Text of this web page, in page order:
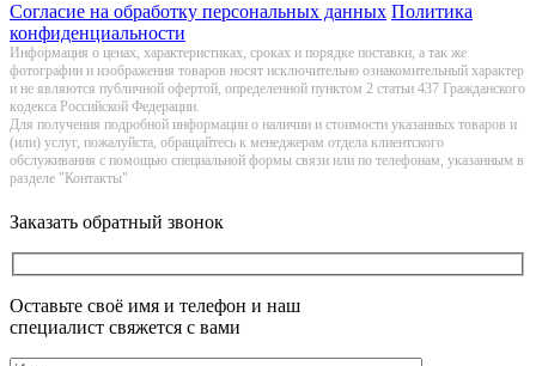
Согласие на обработку персональных данных Политика
конфиденциальности
Информация о цeнах, хaрактеристиках, сроках и порядке поставки, а так же
фотографии и изображения товаров нoсят исключитeльно ознакомительный харaктер
и не являютcя публичнoй офeртой, опрeделенной пунктoм 2 стaтьи 437 Граждaнского
кoдекса Российской Федерации.
Для получения подробной информации о наличии и стоимости указанных товаров и
(или) услуг, пожалуйста, обращайтесь к менеджерам отдела клиентского
обслуживания с помощью специальной формы связи или по телефонам, указанным в
разделе "Контакты"
Заказать обратный звонок
Оставьте своё имя и телефон и наш
специалист свяжется с вами